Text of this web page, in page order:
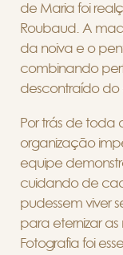
de Maria foi
Roubaud. A
da noiva e o
combinando
descontraído do
Por trás de toda
organização
equipe
cuidando de
pudessem viver
para eternizar
Fotografia foi